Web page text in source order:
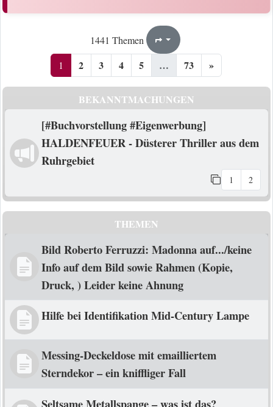
1441 Themen Seite1
1 2 3 4 5 … 73 »
BEKANNTMACHUNGEN
[#Buchvorstellung #Eigenwerbung]
HALDENFEUER - Düsterer Thriller aus dem
Ruhrgebiet
1 2
THEMEN
Bild Roberto Ferruzzi: Madonna auf.../keine
Info auf dem Bild sowie Rahmen (Kopie,
Druck, ) Leider keine Ahnung
Hilfe bei Identifikation Mid-Century Lampe
Messing-Deckeldose mit emailliertem
Sterndekor – ein kniffliger Fall